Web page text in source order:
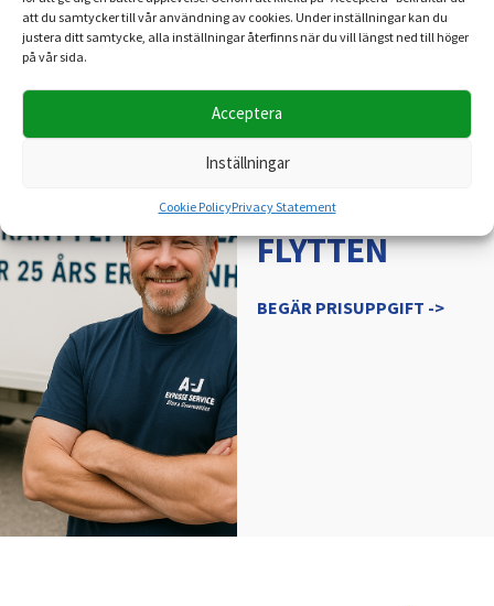
att du samtycker till vår användning av cookies. Under inställningar kan du
justera ditt samtycke, alla inställningar återfinns när du vill längst ned till höger
på vår sida.
Acceptera
Inställningar
Cookie PolicyPrivacy Statement
A-J EXPRESS SERVICE
VI HJÄLPER
DIG MED
FLYTTEN
BEGÄR PRISUPPGIFT ->